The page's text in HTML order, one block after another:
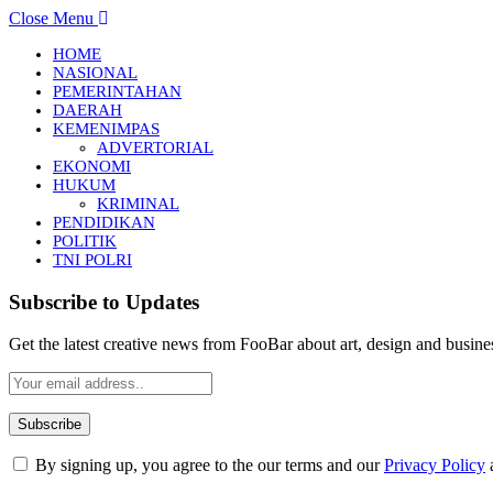
Close Menu
HOME
NASIONAL
PEMERINTAHAN
DAERAH
KEMENIMPAS
ADVERTORIAL
EKONOMI
HUKUM
KRIMINAL
PENDIDIKAN
POLITIK
TNI POLRI
Subscribe to Updates
Get the latest creative news from FooBar about art, design and
By signing up, you agree to the our terms and ourPrivacy Policy